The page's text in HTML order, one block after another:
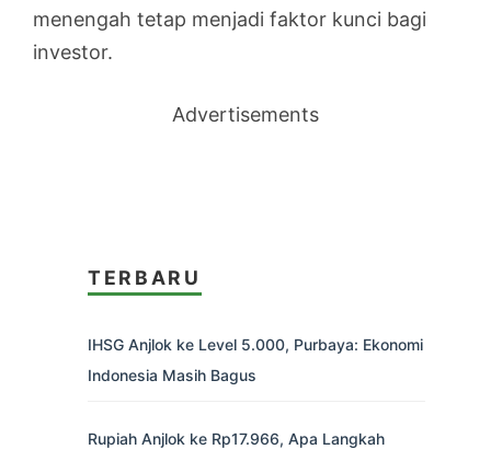
menengah tetap menjadi faktor kunci bagi
investor.
Advertisements
TERBARU
IHSG Anjlok ke Level 5.000, Purbaya: Ekonomi
Indonesia Masih Bagus
Rupiah Anjlok ke Rp17.966, Apa Langkah